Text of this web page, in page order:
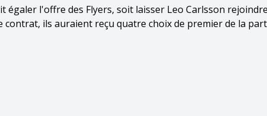
l'offre des Flyers, soit laisser Leo Carlsson
contrat, ils auraient reçu quatre choix de premier de la